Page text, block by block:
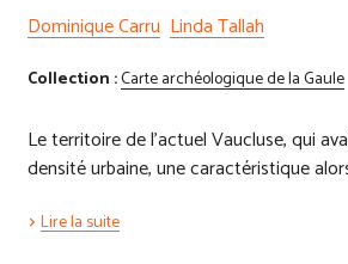
Dominique Carru Linda Tallah
Collection :Carte archéologique de la Gaule
Le territoire de l’actuel Vaucluse, qui
densité urbaine, une caractéristique
Lire la suite